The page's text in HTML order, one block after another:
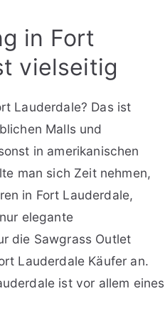
in Fort
vielseitig
Lauderdale? Das ist
Malls und
in amerikanischen
man sich Zeit nehmen,
in Fort Lauderdale,
elegante
die Sawgrass Outlet
Lauderdale Käufer an.
ist vor allem eines